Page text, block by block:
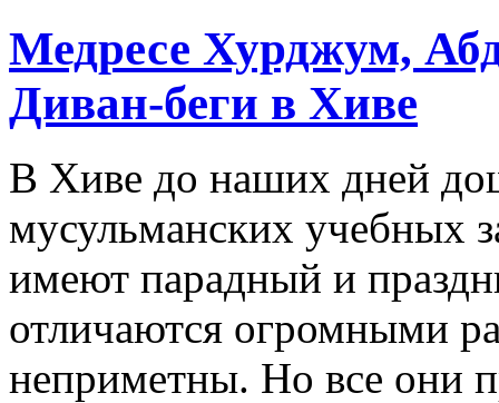
Медресе Хурджум,
Диван-беги в Хиве
В Хиве до наших дней
мусульманских учебных
имеют парадный и
отличаются огромными
неприметны. Но все они